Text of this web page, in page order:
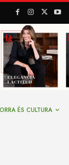
ÉS CULTURA